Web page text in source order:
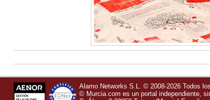
Alamo Networks S.L. © 2008-2026 Todos
© Murcia.com es un portal independiente,